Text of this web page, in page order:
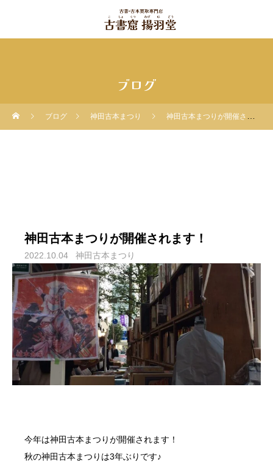
ブログ
ブログ 神田古本まつり 神田古本まつりが開催されます！
神田古本まつりが開催されます！
2022.10.04 神田古本まつり
今年は神田古本まつりが開催されます！
秋の神田古本まつりは3年ぶりです♪